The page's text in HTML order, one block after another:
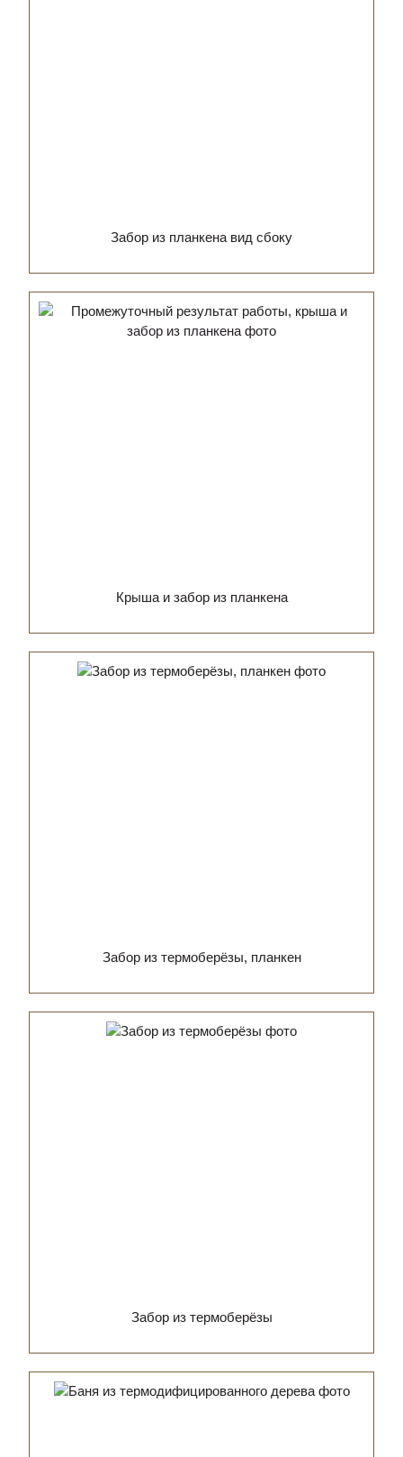
Забор из планкена вид сбоку
Крыша и забор из планкена
Забор из термоберёзы, планкен
Забор из термоберёзы